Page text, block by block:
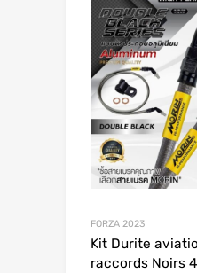
FORZA 2023
Kit Durite
raccords Noirs